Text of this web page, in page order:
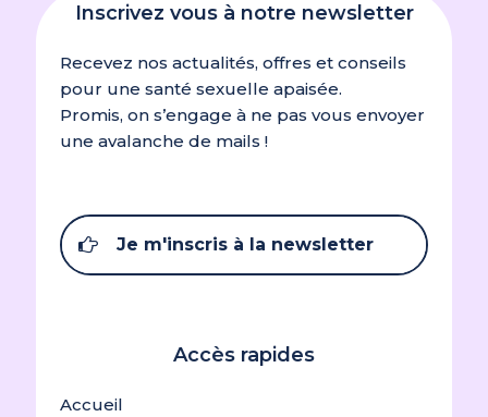
Inscrivez vous à notre newsletter
Recevez nos actualités, offres et conseils
pour une santé sexuelle apaisée.
Promis, on s’engage à ne pas vous envoyer
une avalanche de mails !
Je m'inscris à la newsletter
Accès rapides
Accueil